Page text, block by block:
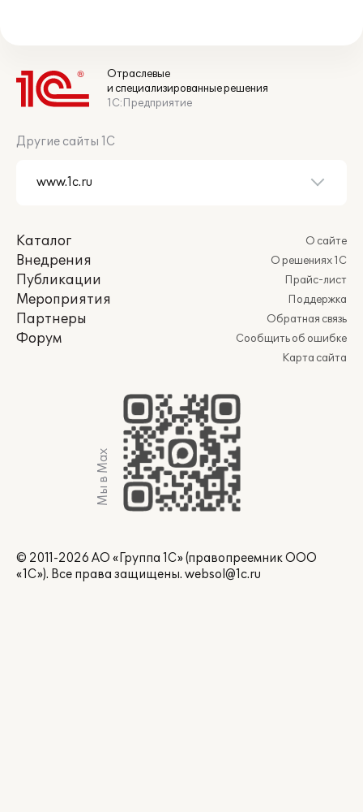
Отраслевые
и специализированные решения
1С:Предприятие
Другие сайты 1С
Каталог
Внедрения
Публикации
Мероприятия
Партнеры
Форум
О сайте
О решениях 1С
Прайс-лист
Поддержка
Обратная связь
Сообщить об ошибке
Карта сайта
Мы в Max
© 2011-2026 АО «Группа 1С» (правопреемник ООО
«1С»). Все права защищены. websol@1c.ru